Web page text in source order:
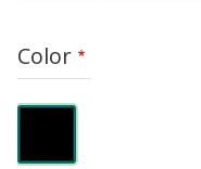
Color